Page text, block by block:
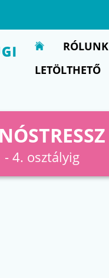
RÓLUNK
LETÖLTHETŐ
- 4. osztályig